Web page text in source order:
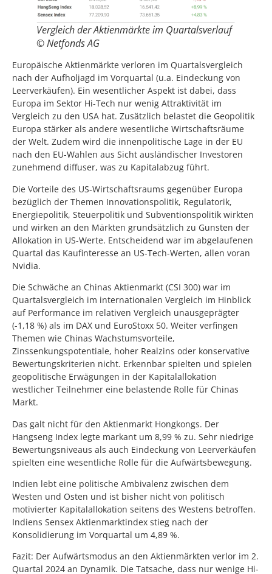
Vergleich der Aktienmärkte im Quartalsverlauf
© Netfonds AG
Europäische Aktienmärkte verloren im Quartalsvergleich
nach der Aufholjagd im Vorquartal (u.a. Eindeckung von
Leerverkäufen). Ein wesentlicher Aspekt ist dabei, dass
Europa im Sektor Hi-Tech nur wenig Attraktivität im
Vergleich zu den USA hat. Zusätzlich belastet die Geopolitik
Europa stärker als andere wesentliche Wirtschaftsräume
der Welt. Zudem wird die innenpolitische Lage in der EU
nach den EU-Wahlen aus Sicht ausländischer Investoren
zunehmend diffuser, was zu Kapitalabzug führt.
Die Vorteile des US-Wirtschaftsraums gegenüber Europa
bezüglich der Themen Innovationspolitik, Regulatorik,
Energiepolitik, Steuerpolitik und Subventionspolitik wirkten
und wirken an den Märkten grundsätzlich zu Gunsten der
Allokation in US-Werte. Entscheidend war im abgelaufenen
Quartal das Kaufinteresse an US-Tech-Werten, allen voran
Nvidia.
Die Schwäche an Chinas Aktienmarkt (CSI 300) war im
Quartalsvergleich im internationalen Vergleich im Hinblick
auf Performance im relativen Vergleich unausgeprägter
(-1,18 %) als im DAX und EuroStoxx 50. Weiter verfingen
Themen wie Chinas Wachstumsvorteile,
Zinssenkungspotentiale, hoher Realzins oder konservative
Bewertungskriterien nicht. Erkennbar spielten und spielen
geopolitische Erwägungen in der Kapitalallokation
westlicher Teilnehmer eine belastende Rolle für Chinas
Markt.
Das galt nicht für den Aktienmarkt Hongkongs. Der
Hangseng Index legte markant um 8,99 % zu. Sehr niedrige
Bewertungsniveaus als auch Eindeckung von Leerverkäufen
spielten eine wesentliche Rolle für die Aufwärtsbewegung.
Indien lebt eine politische Ambivalenz zwischen dem
Westen und Osten und ist bisher nicht von politisch
motivierter Kapitalallokation seitens des Westens betroffen.
Indiens Sensex Aktienmarktindex stieg nach der
Konsolidierung im Vorquartal um 4,89 %.
Fazit: Der Aufwärtsmodus an den Aktienmärkten verlor im 2.
Quartal 2024 an Dynamik. Die Tatsache, dass nur wenige Hi-